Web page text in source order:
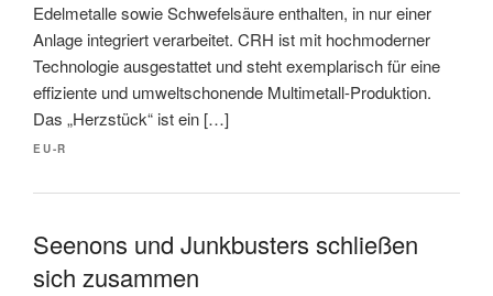
Edelmetalle sowie Schwefelsäure enthalten, in nur einer
Anlage integriert verarbeitet. CRH ist mit hochmoderner
Technologie ausgestattet und steht exemplarisch für eine
effiziente und umweltschonende Multimetall-Produktion.
Das „Herzstück“ ist ein […]
EU-R
Seenons und Junkbusters schließen
sich zusammen